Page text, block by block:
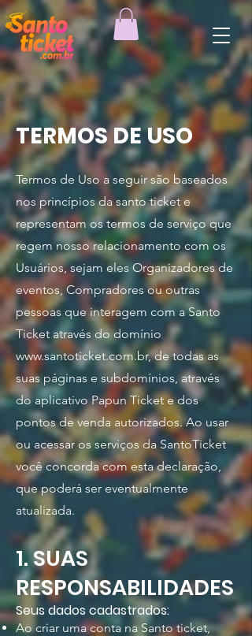
TERMOS DE USO
Termos de Uso a seguir são baseados
nos princípios da santo ticket e
representam os termos de serviço que
regem nosso relacionamento com os
Usuários, sejam eles Organizadores de
eventos, Compradores ou outras
pessoas que interagem com a Santo
Ticket através do domínio
www.santoticket.com.br, de todas as
suas páginas e subdomínios, através
do aplicativo Papun Ticket e dos
pontos de venda autorizados. Ao usar
ou acessar os serviços da SantoTicket
você concorda com esta declaração,
que poderá ser eventualmente
atualizada.
1. SUAS
RESPONSABILIDADES
Seus dados cadastrados:
Ao criar uma conta na Santo ticket,